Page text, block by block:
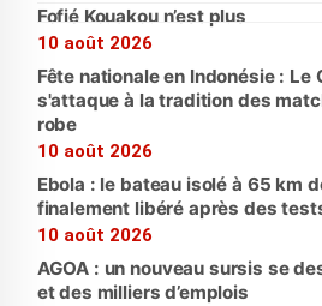
Fofié Kouakou n’est plus
10 août 2026
Fête nationale en Indonésie : Le
s'attaque à la tradition des
robe
10 août 2026
Ebola : le bateau isolé à 65 km
finalement libéré après des
10 août 2026
AGOA : un nouveau sursis se
et des milliers d’emplois